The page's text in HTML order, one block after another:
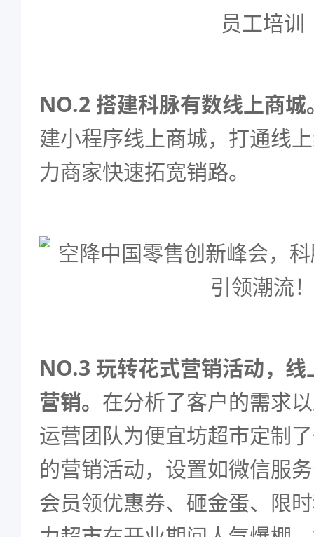
员工培训
NO.2 搭建科脉有数线上商城
建小程序线上商城，打通线
力商家快速拓宽销路。
NO.3 玩转花式营销活动，
营销。 在分析了客户的需求
运营团队为便宜坊超市定制
的营销活动，设置如微信服
会员领优惠券、砸金蛋、限